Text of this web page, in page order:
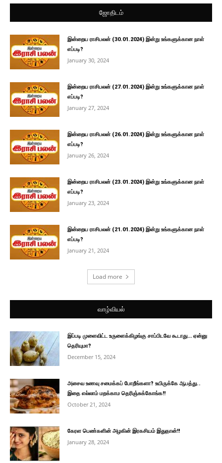
ஜோதிடம்
இன்றைய ராசிபலன் (30.01.2024) இன்று உங்களுக்கான நாள்
எப்படி?
January 30, 2024
இன்றைய ராசிபலன் (27.01.2024) இன்று உங்களுக்கான நாள்
எப்படி?
January 27, 2024
இன்றைய ராசிபலன் (26.01.2024) இன்று உங்களுக்கான நாள்
எப்படி?
January 26, 2024
இன்றைய ராசிபலன் (23.01.2024) இன்று உங்களுக்கான நாள்
எப்படி?
January 23, 2024
இன்றைய ராசிபலன் (21.01.2024) இன்று உங்களுக்கான நாள்
எப்படி?
January 21, 2024
Load more
வாழ்வியல்
இப்படி முளைவிட்ட உருளைக்கிழங்கு சாப்பிடவே கூடாது… ஏன்னு
தெரியுமா?
December 15, 2024
அசைவ உணவு சமைக்கப் போறீங்களா? உயிருக்கே ஆபத்து..
இதை எல்லாம் மறக்காம தெரிஞ்சுக்கோங்க!!
October 21, 2024
கேரள பெண்களின் அழகின் இரகசியம் இதுதான்!!
January 28, 2024